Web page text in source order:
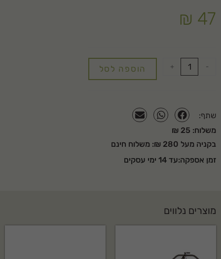
₪ 47
-
+ הוספה לסל
שתף:
משלוח: 25 ₪
בקניה מעל 280 ₪: משלוח חינם
זמן אספקה:עד 14 ימי עסקים
מוצרים נלווים